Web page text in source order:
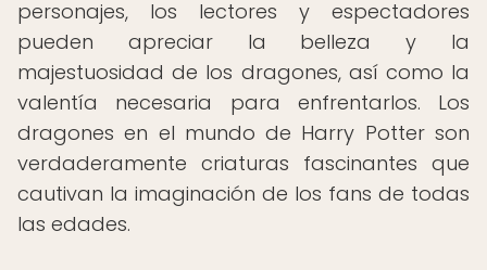
personajes, los lectores y espectadores
pueden apreciar la belleza y la
majestuosidad de los dragones, así como la
valentía necesaria para enfrentarlos. Los
dragones en el mundo de Harry Potter son
verdaderamente criaturas fascinantes que
cautivan la imaginación de los fans de todas
las edades.